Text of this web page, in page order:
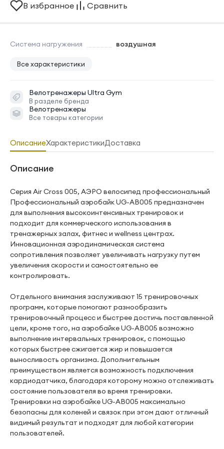
Система нагружения воздушная
Все характеристики
Велотренажеры Ultra Gym
В разделе бренда
Велотренажеры
Все товары категории
В избранное Сравнить
ОписаниеХарактеристикиДоставка
Описание
Серия Air Cross 005, АЭРО велосипед профессиональный
Профессиональный аэробайк UG-AB005 предназначен
для выполнения высокоинтенсивных тренировок и
подходит для коммерческого использования в
тренажерных залах, фитнес и wellness центрах.
Инновационная аэродинамическая система
сопротивления позволяет увеличивать нагрузку путем
увеличения скорости и самостоятельно ее
контролировать.
Отдельного внимания заслуживают 15 тренировочных
программ, которые помогают разнообразить
тренировочный процесс и быстрее достичь поставленной
цели, кроме того, на аэробайке UG-AB005 возможно
выполнение интервальных тренировок, с помощью
которых быстрее сжигается жир и повышается
выносливость организма. Дополнительным
преимуществом является возможность подключения
кардиодатчика, благодаря которому можно отслеживать
состояние пользователя во время тренировки.
Тренировки на аэробайке UG-AB005 максимально
безопасны для коленей и связок при этом дают отличный
видимый результат и подходят для любой категории
пользователей.